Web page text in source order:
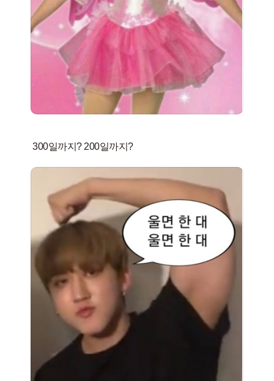
300일까지? 200일까지?